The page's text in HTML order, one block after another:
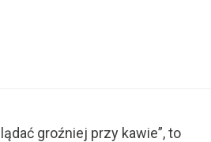
groźniej przy kawie”, to